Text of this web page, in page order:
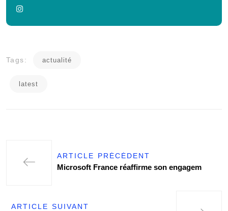
Tags: actualité
latest
ARTICLE PRÉCÉDENT
Microsoft France réaffirme son engagem
ARTICLE SUIVANT